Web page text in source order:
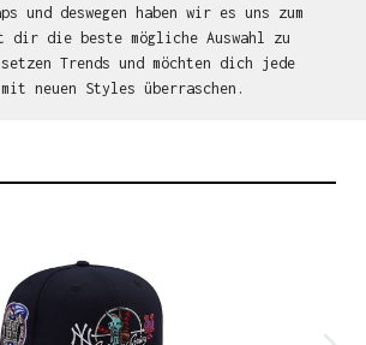
und deswegen haben wir es uns zum
dir die beste mögliche Auswahl zu
Trends und möchten dich jede
mit neuen Styles überraschen.